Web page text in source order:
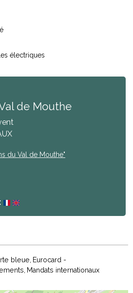
électriques
de Mouthe
du Val de Mouthe"
bleue Eurocard -
Mandats internationaux